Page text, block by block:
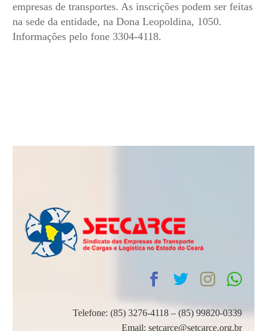
empresas de transportes. As inscrições podem ser feitas
na sede da entidade, na Dona Leopoldina, 1050.
Informações pelo fone 3304-4118.
Telefone: (85) 3276-4118 – (85) 99820-0339
Email: setcarce@setcarce.org.br